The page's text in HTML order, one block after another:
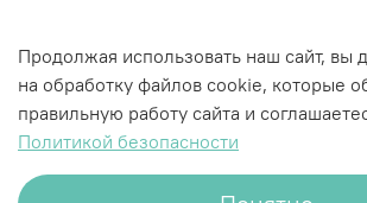
Бренд
New Balance
Продолжая использовать наш сайт, вы
на обработку файлов cookie, которые
правильную работу сайта и
Политикой безопасности